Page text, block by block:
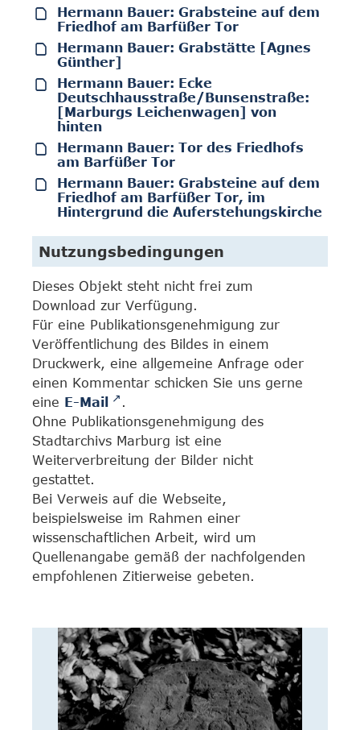
Hermann Bauer: Grabsteine auf dem
Friedhof am Barfüßer Tor
Hermann Bauer: Grabstätte [Agnes
Günther]
Hermann Bauer: Ecke
Deutschhausstraße/Bunsenstraße:
[Marburgs Leichenwagen] von
hinten
Hermann Bauer: Tor des Friedhofs
am Barfüßer Tor
Hermann Bauer: Grabsteine auf dem
Friedhof am Barfüßer Tor, im
Hintergrund die Auferstehungskirche
Nutzungsbedingungen
Dieses Objekt steht nicht frei zum
Download zur Verfügung.
Für eine Publikationsgenehmigung zur
Veröffentlichung des Bildes in einem
Druckwerk, eine allgemeine Anfrage oder
einen Kommentar schicken Sie uns gerne
eine E-Mail
.
Ohne Publikationsgenehmigung des
Stadtarchivs Marburg ist eine
Weiterverbreitung der Bilder nicht
gestattet.
Bei Verweis auf die Webseite,
beispielsweise im Rahmen einer
wissenschaftlichen Arbeit, wird um
Quellenangabe gemäß der nachfolgenden
empfohlenen Zitierweise gebeten.